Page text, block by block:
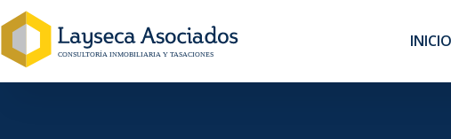
INICIO